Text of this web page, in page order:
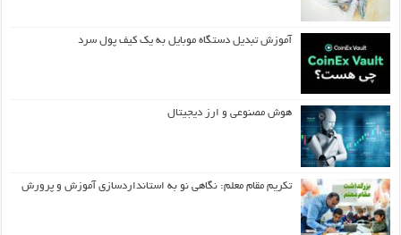
آموزش تبدیل دستگاه موبایل به یک کیف‌ پول سرد
هوش مصنوعی و ارز دیجیتال
تکریم مقام معلم: نگاهی نو به استانداردسازی آموزش و پرورش